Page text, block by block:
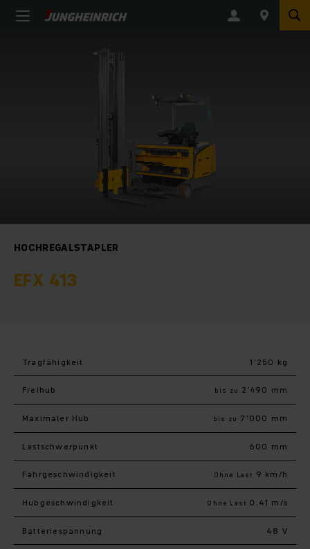
HOCHREGALSTAPLER
EFX 413
Tragfähigkeit 1’250 kg
Freihub bis zu 2’490 mm
Maximaler Hub bis zu 7’000 mm
Last­schwerpunkt 600 mm
Fahr­geschwindigkeit Ohne Last 9 km/h
Hub­geschwindigkeit Ohne Last 0.41 m/s
Batteriespannung 48 V